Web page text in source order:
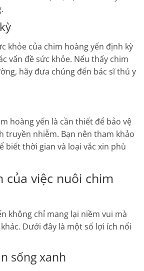
khỏe của chim hoàng yến định kỳ
vấn đề sức khỏe. Nếu thấy chim
hãy đưa chúng đến bác sĩ thú y
hoàng yến là cần thiết để bảo vệ
truyền nhiễm. Bạn nên tham khảo
biết thời gian và loại vắc xin phù
của việc nuôi chim
không chỉ mang lại niềm vui mà
Dưới đây là một số lợi ích nổi
sống xanh